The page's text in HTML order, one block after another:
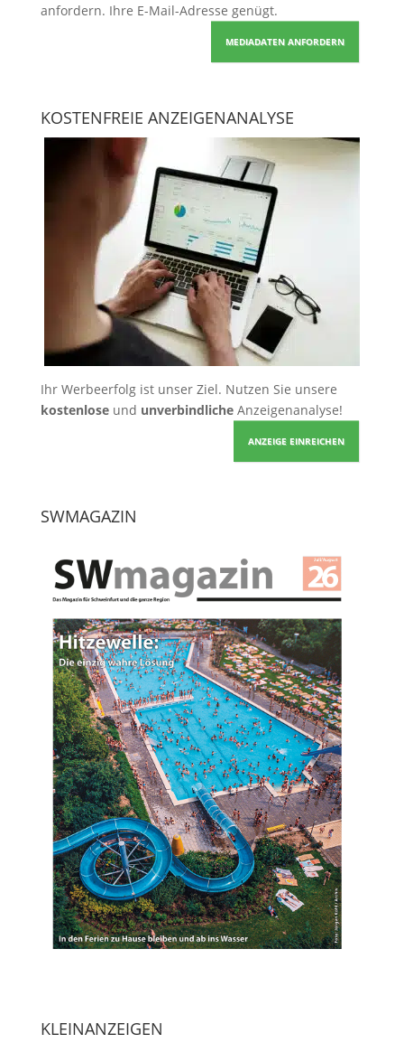
anfordern. Ihre E-Mail-Adresse genügt.
MEDIADATEN ANFORDERN
KOSTENFREIE ANZEIGENANALYSE
Ihr Werbeerfolg ist unser Ziel. Nutzen Sie unsere
kostenloseund unverbindlicheAnzeigenanalyse!
ANZEIGE EINREICHEN
SWMAGAZIN
KLEINANZEIGEN